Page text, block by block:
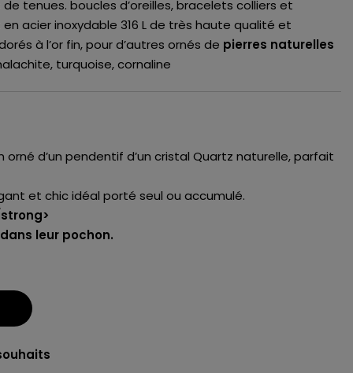
tenues. boucles d’oreilles, bracelets colliers et
acier inoxydable 316 L de très haute qualité et
à l’or fin, pour d’autres ornés de pierres naturelles
turquoise, cornaline
orné d’un pendentif d’un cristal Quartz naturelle, parfait
et chic idéal porté seul ou accumulé.
strong>
leur pochon.